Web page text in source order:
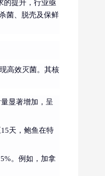
的提升，行业亟
菌、脱壳及保鲜
高效灭菌。其核
显著增加，呈
天，鲍鱼在特
。例如，加拿